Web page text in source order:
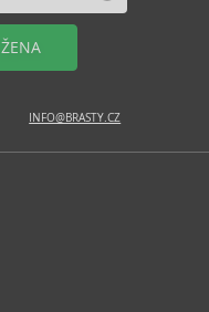
ŽENA
INFO@BRASTY.CZ